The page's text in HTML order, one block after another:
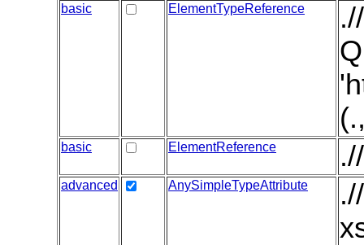
basic ElementTypeReference
basic ElementReference
advanced AnySimpleTypeAttribute